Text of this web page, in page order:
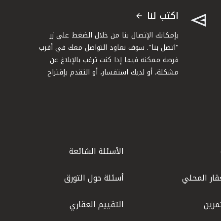
اكتب لنا
بإمكانك الإتصال بنا من خلال الضغط على زر
"اتصل بنا". سوف نعاود التواصل معك في أقرب
فرصة ممكنة فيما إذا كنت ترغب بالإبلاغ عن
مشكلة، أو لديك استفسار، أو التقدم بإقتراح
المحلي
الأسئلة الشائعة
أسئلة حول التورق
التقييم العقاري